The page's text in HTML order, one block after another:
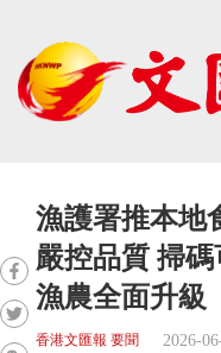
漁護署推本地
嚴控品質 掃
漁農全面升級
香港文匯報 要聞 2026-